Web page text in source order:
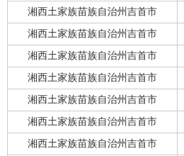
湘西土家族苗族自治州吉首市
湘西土家族苗族自治州吉首市
湘西土家族苗族自治州吉首市
湘西土家族苗族自治州吉首市
湘西土家族苗族自治州吉首市
湘西土家族苗族自治州吉首市
湘西土家族苗族自治州吉首市